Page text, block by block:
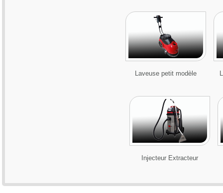
Laveuse petit modèle
Injecteur Extracteur